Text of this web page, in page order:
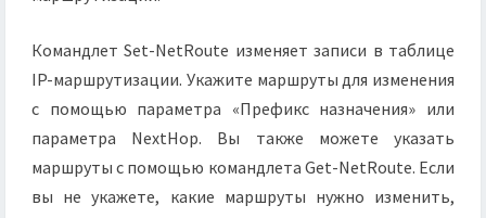
Командлет Set-NetRoute изменяет записи в таблице
IP-маршрутизации. Укажите маршруты для изменения
с помощью параметра «Префикс назначения» или
параметра NextHop. Вы также можете указать
маршруты с помощью командлета Get-NetRoute. Если
вы не укажете, какие маршруты нужно изменить,